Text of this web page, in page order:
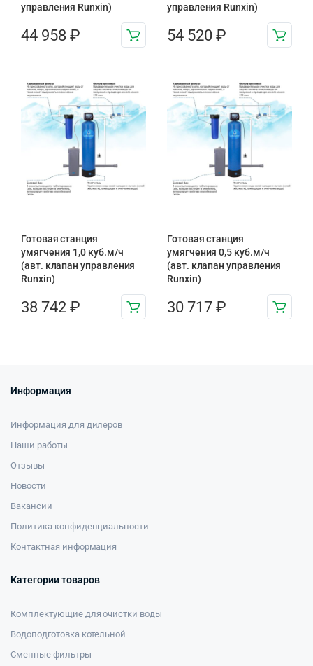
управления Runxin)
44 958 ₽
управления Runxin)
54 520 ₽
Готовая станция
умягчения 1,0 куб.м/ч
(авт. клапан управления
Runxin)
38 742 ₽
Готовая станция
умягчения 0,5 куб.м/ч
(авт. клапан управления
Runxin)
30 717 ₽
Информация
Информация для дилеров
Наши работы
Отзывы
Новости
Вакансии
Политика конфиденциальности
Контактная информация
Категории товаров
Комплектующие для очистки воды
Водоподготовка котельной
Сменные фильтры